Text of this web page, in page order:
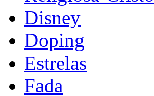
Disney
Doping
Estrelas
Fada